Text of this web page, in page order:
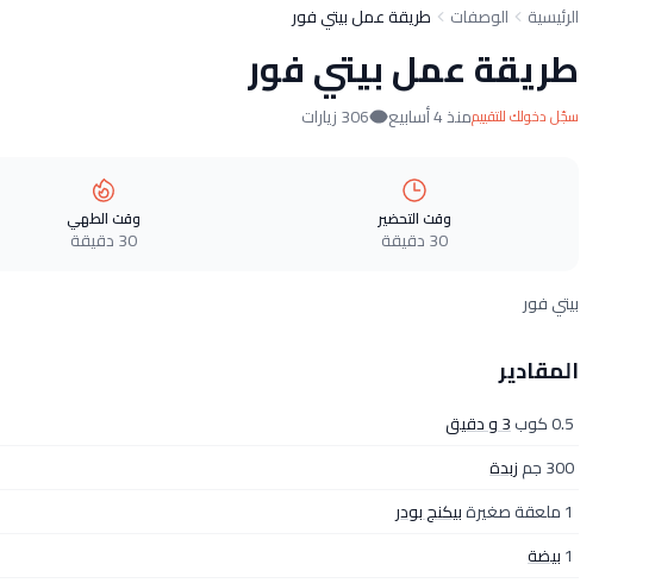
الرئيسية الوصفات طريقة عمل بيتي فور
طريقة عمل بيتي فور
سجّل دخولك للتقييممنذ 4 أسابيع 306 زيارات
وقت التحضير
30 دقيقة
وقت الطهي
30 دقيقة
بيتي فور
المقادير
0.5 كوب
3 و دقيق
300 جم
زبدة
1 ملعقة صغيرة
بيكنج بودر
1بيضة